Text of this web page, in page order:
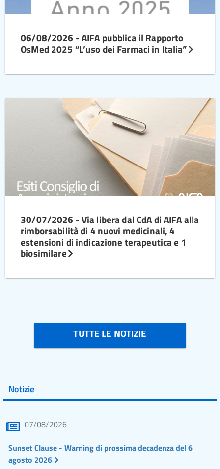
06/08/2026 - AIFA pubblica il Rapporto
OsMed 2025 “L’uso dei Farmaci in Italia”
30/07/2026 - Via libera dal CdA di AIFA alla
rimborsabilità di 4 nuovi medicinali, 4
estensioni di indicazione terapeutica e 1
biosimilare
TUTTE LE NOTIZIE
Notizie
07/08/2026
Sunset Clause - Warning di prossima decadenza del 6
agosto 2026